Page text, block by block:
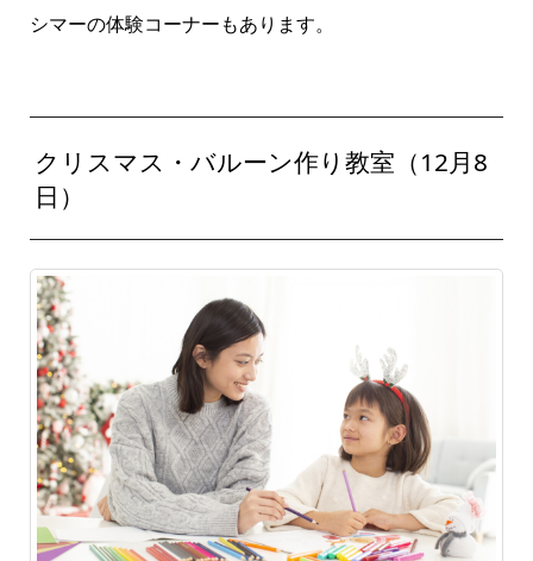
シマーの体験コーナーもあります。
クリスマス・バルーン作り教室（12月8
日）